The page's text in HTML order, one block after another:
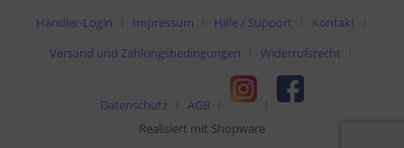
Händler-Login Impressum Hilfe / Support
Kontakt
Versand und Zahlungsbedingungen
Widerrufsrecht
Datenschutz
AGB
Realisiert mit Shopware